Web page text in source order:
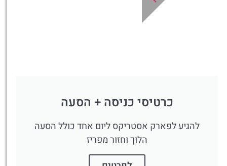
כרטיסי כניסה + הסעה
להגיע לפארק אסטריקס ליום אחד כולל הסעה
הלוך וחזור מפריז